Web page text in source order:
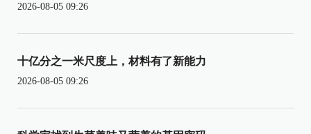
2026-08-05 09:26
十亿分之一米尺度上，材料有了新能力
2026-08-05 09:26